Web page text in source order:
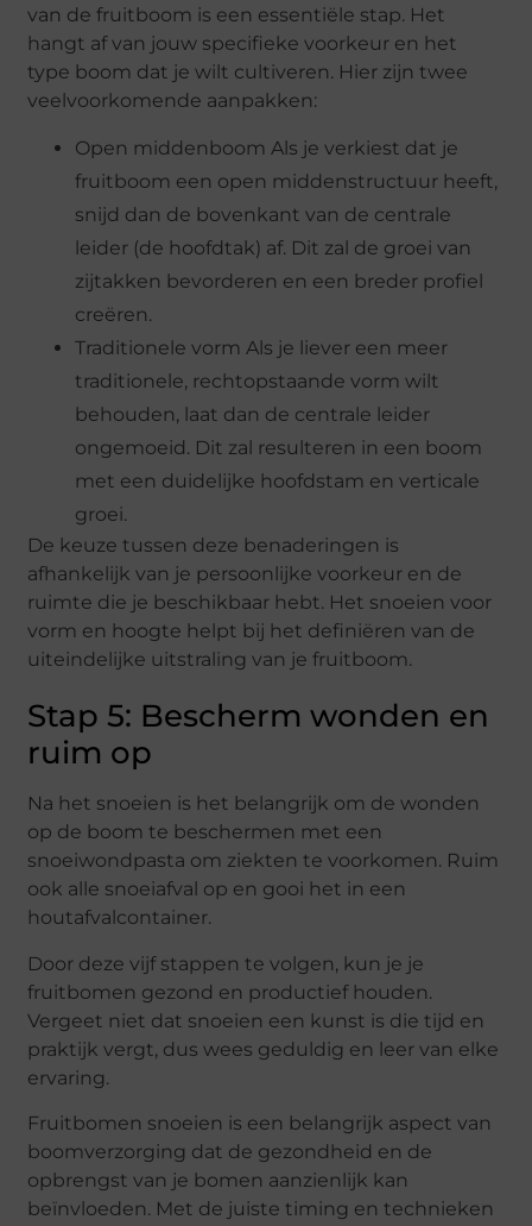
van de fruitboom is een essentiële stap. Het
hangt af van jouw specifieke voorkeur en het
type boom dat je wilt cultiveren. Hier zijn twee
veelvoorkomende aanpakken:
Open middenboom Als je verkiest dat je
fruitboom een open middenstructuur heeft,
snijd dan de bovenkant van de centrale
leider (de hoofdtak) af. Dit zal de groei van
zijtakken bevorderen en een breder profiel
creëren.
Traditionele vorm Als je liever een meer
traditionele, rechtopstaande vorm wilt
behouden, laat dan de centrale leider
ongemoeid. Dit zal resulteren in een boom
met een duidelijke hoofdstam en verticale
groei.
De keuze tussen deze benaderingen is
afhankelijk van je persoonlijke voorkeur en de
ruimte die je beschikbaar hebt. Het snoeien voor
vorm en hoogte helpt bij het definiëren van de
uiteindelijke uitstraling van je fruitboom.
Stap 5: Bescherm wonden en
ruim op
Na het snoeien is het belangrijk om de wonden
op de boom te beschermen met een
snoeiwondpasta om ziekten te voorkomen. Ruim
ook alle snoeiafval op en gooi het in een
houtafvalcontainer.
Door deze vijf stappen te volgen, kun je je
fruitbomen gezond en productief houden.
Vergeet niet dat snoeien een kunst is die tijd en
praktijk vergt, dus wees geduldig en leer van elke
ervaring.
Fruitbomen snoeien is een belangrijk aspect van
boomverzorging dat de gezondheid en de
opbrengst van je bomen aanzienlijk kan
beïnvloeden. Met de juiste timing en technieken